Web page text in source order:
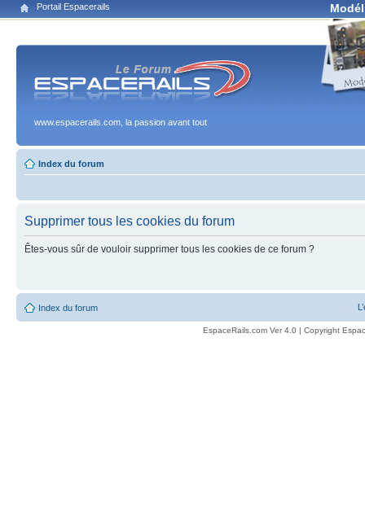
Portail Espacerails
www.espacerails.com, la passion avant tout
Index du forum
Supprimer tous les cookies du forum
Êtes-vous sûr de vouloir supprimer tous les cookies de ce forum ?
Index du forum
EspaceRails.com Ver 4.0 | Copyright